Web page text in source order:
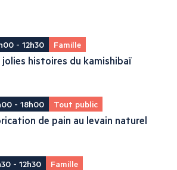
- 12h30 Famille
jolies histoires du kamishibaï
- 18h00 Tout public
de pain au levain naturel
- 12h30 Famille